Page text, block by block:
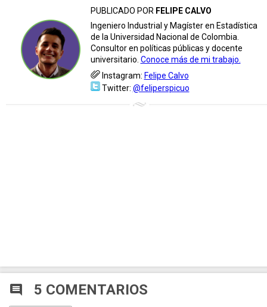
PUBLICADO POR FELIPE CALVO
Ingeniero Industrial y Magíster en Estadística
de la Universidad Nacional de Colombia.
Consultor en políticas públicas y docente
universitario. Conoce más de mi trabajo.
Instagram: Felipe Calvo
Twitter: @feliperspicuo
comment 5 COMENTARIOS